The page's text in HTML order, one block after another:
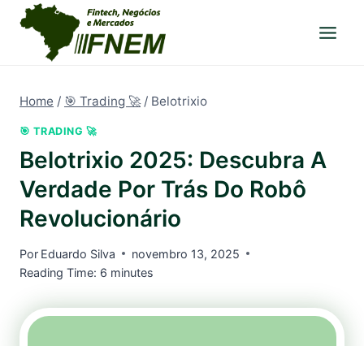
Pular
para
Home / 🎯 Trading 🚀 / Belotrixio
🎯 TRADING 🚀
Belotrixio 2025: Descubra A
Verdade Por Trás Do Robô
Revolucionário
Por Eduardo Silva
novembro 13, 2025
Reading Time: 6 minutes